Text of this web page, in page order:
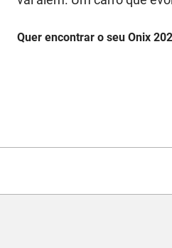
Quer encontrar o seu Onix